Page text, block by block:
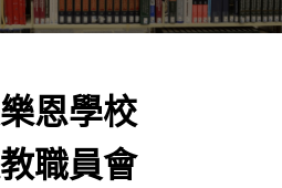
恩學校
職員會